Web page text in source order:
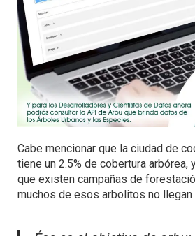
Cabe mencionar que la ciudad de
tiene un 2.5% de cobertura arbórea,
que existen campañas de
muchos de esos arbolitos no llegan